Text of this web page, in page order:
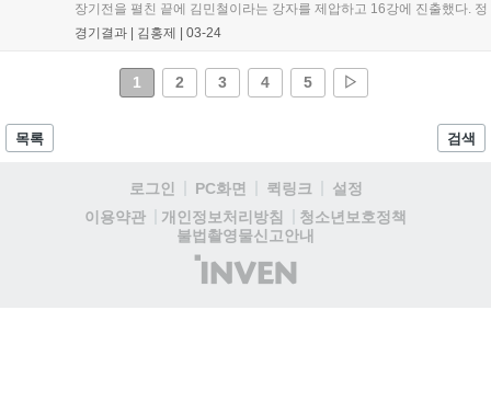
장기전을 펼친 끝에 김민철이라는 강자를 제압하고 16강에 진출했다. 정
영재는 김태영이 무난한 더블 커맨드 빌드가 아닌 초반 찌르기라는 걸
경기결과 | 김홍제 03-24
1 2 3 4 5 ▷
목록 검색
로그인 PC화면 퀵링크
설정
이용약관
개인정보처리방침
청소년보호정책
불법촬영물신고안내
(주)
인